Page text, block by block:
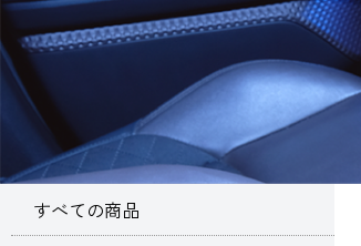
すべての商品